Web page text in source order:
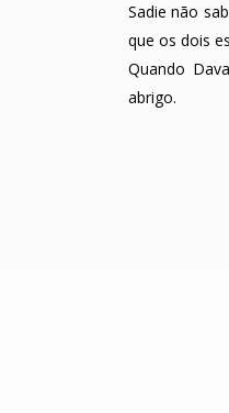
Sadie não
que os dois
Quando
abrigo.